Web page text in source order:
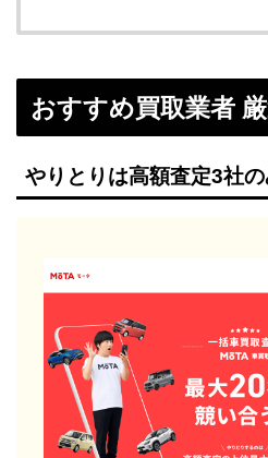
おすすめ買取業者
やりとりは高額査定3社の